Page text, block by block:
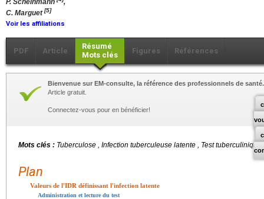
P. Scheinmann
,
C. Marguet[5]
Voir les affiliations
PDF Article
Résumé
Mots clés
Figures Références
Bienvenue sur EM-consulte, la référence des professionnels de santé.
Article gratuit.
Connectez-vous pour en bénéficier!
Mots clés : Tuberculose , Infection tuberculeuse latente , Test
Plan
Valeurs de l'IDR définissant l'infection latente
Administration et lecture du test